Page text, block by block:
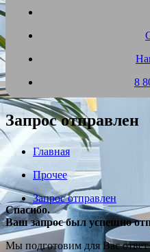
8
Запрос отправлен
Главная
Прочее
Запрос отправлен
Спасибо.
Ваш запрос был успешно
Мы подготовим для Вас ответ